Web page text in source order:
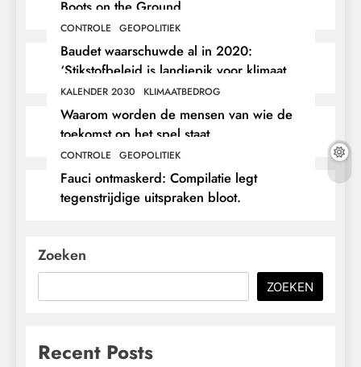
Boots on the Ground.
CONTROLE GEOPOLITIEK
Baudet waarschuwde al in 2020:
‘Stikstofbeleid is landjepik voor klimaat
en immigratie’.
KALENDER 2030 KLIMAATBEDROG
Waarom worden de mensen van wie de
toekomst op het spel staat,
buitengesloten?
CONTROLE GEOPOLITIEK
Fauci ontmaskerd: Compilatie legt
tegenstrijdige uitspraken bloot.
Zoeken
ZOEKEN
Recent Posts